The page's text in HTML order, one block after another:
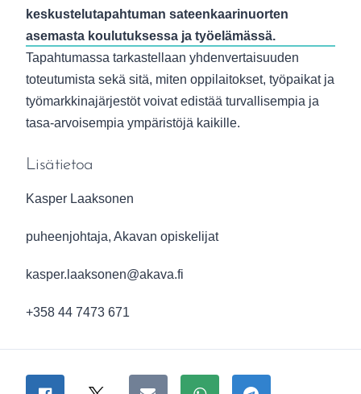
keskustelutapahtuman sateenkaarinuorten
asemasta koulutuksessa ja työelämässä.
Tapahtumassa tarkastellaan yhdenvertaisuuden
toteutumista sekä sitä, miten oppilaitokset, työpaikat ja
työmarkkinajärjestöt voivat edistää turvallisempia ja
tasa-arvoisempia ympäristöjä kaikille.
Lisätietoa
Kasper Laaksonen
puheenjohtaja, Akavan opiskelijat
kasper.laaksonen@akava.fi
+358 44 7473 671
Jaa sivu